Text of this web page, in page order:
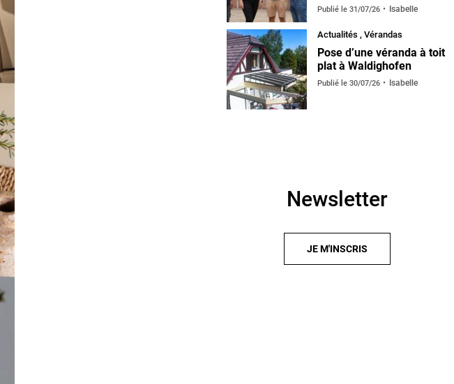
Publié le 31/07/26 Isabelle
default
Actualités , Vérandas
Pose d’une véranda à toit
plat à Waldighofen
Publié le 30/07/26 Isabelle
Newsletter
JE M'INSCRIS